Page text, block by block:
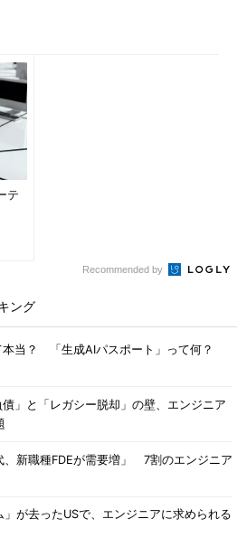
テ
Recommended by
ング
本当？ 「生成AIパスポート」って何？
」と「レガシー脱却」の壁、エンジニア
、新職種FDEが需要増」 7割のエンジニア
」が去ったUSで、エンジニアに求められる